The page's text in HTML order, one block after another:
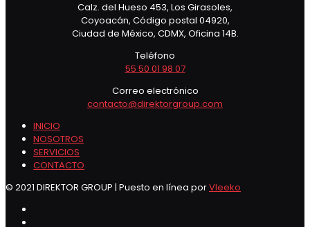
Calz. del Hueso 453, Los Girasoles,
Coyoacán, Código postal 04920,
Ciudad de México, CDMX, Oficina 14B.
Teléfono
55 50 01 98 07
Correo electrónico
contacto@direktorgroup.com
INICIO
NOSOTROS
SERVICIOS
CONTACTO
© 2021 DIREKTOR GROUP | Puesto en línea porVleeko